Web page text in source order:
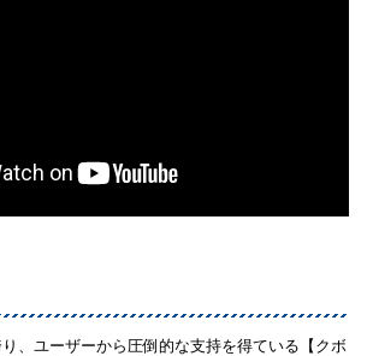
、ユーザーから圧倒的な支持を得ている【クボ